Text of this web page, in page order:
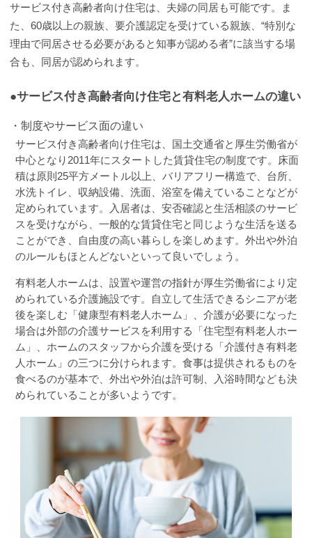
サービス付き高齢者向け住宅は、夫婦の同居も可能です。ま
た、60歳以上の親族、要介護認定を受けている親族、“特別な
理由で同居させる必要があると知事が認める者”に該当する場
合も、同居が認められます。
●サービス付き高齢者向け住宅と有料老人ホームの違い
・制度やサービス面の違い
サービス付き高齢者向け住宅は、国土交通省と厚生労働省が
中心となり2011年にスタートした賃貸住宅の制度です。床面
積は原則25平方メートル以上、バリアフリー構造で、台所、
水洗トイレ、収納設備、洗面、浴室を備えていることなどが
定められています。入居者は、安否確認と生活相談のサービ
スを受けながら、一般的な賃貸住宅と同じような生活を送る
ことができ、自由度の高い暮らしを楽しめます。外出や外泊
のルールもほとんどないといって良いでしょう。
有料老人ホームは、設置や運営の指針が厚生労働省により定
められている介護施設です。自立して生活できるシニアが老
後を楽しむ「健康型有料老人ホーム」、介護が必要になった
場合は外部の介護サービスを利用する「住宅型有料老人ホー
ム」、ホームのスタッフから介護を受ける「介護付き有料老
人ホーム」の三つに分けられます。食事は提供されるものを
食べるのが基本で、外出や外泊は許可制、入浴時間なども決
められていることが多いようです。